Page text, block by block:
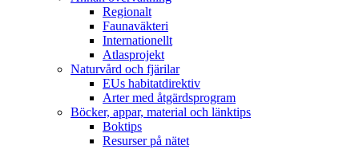
Regionalt
Faunaväkteri
Internationellt
Atlasprojekt
Naturvård och fjärilar
EUs habitatdirektiv
Arter med åtgärdsprogram
Böcker, appar, material och länktips
Boktips
Resurser på nätet